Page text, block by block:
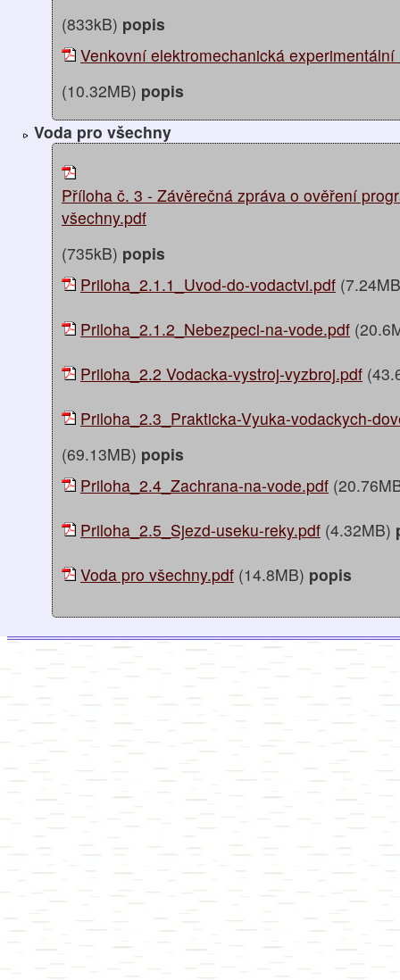
(833kB) popis
Venkovní elektromechanická experimentální
(10.32MB) popis
Voda pro všechny
Příloha č. 3 - Závěrečná zpráva o ověření
všechny.pdf
(735kB) popis
Priloha_2.1.1_Uvod-do-vodactvi.pdf
Priloha_2.1.2_Nebezpeci-na-vode.pdf
Priloha_2.2 Vodacka-vystroj-vyzbroj.pdf
Priloha_2.3_Prakticka-Vyuka-vodackych-
(69.13MB) popis
Priloha_2.4_Zachrana-na-vode.pdf
Priloha_2.5_Sjezd-useku-reky.pdf (4.32MB)
Voda pro všechny.pdf (14.8MB) popis